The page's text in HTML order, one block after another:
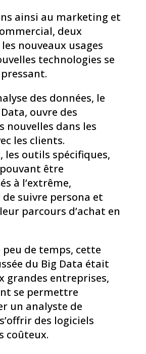
ainsi au marketing et
deux
nouveaux usages
technologies se
des données, le
ouvre des
nouvelles dans les
les clients.
les outils spécifiques,
être
à l’extrême,
suivre persona et
parcours d’achat en
peu de temps, cette
du Big Data était
grandes entreprises,
se permettre
un analyste de
des logiciels
coûteux.